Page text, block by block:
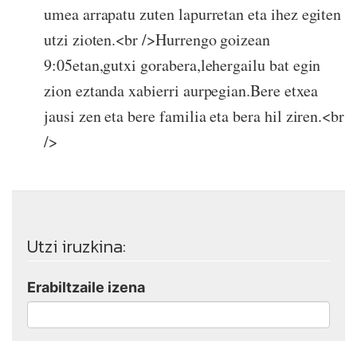
umea arrapatu zuten lapurretan eta ihez egiten
utzi zioten.<br />Hurrengo goizean
9:05etan,gutxi gorabera,lehergailu bat egin
zion eztanda xabierri aurpegian.Bere etxea
jausi zen eta bere familia eta bera hil ziren.<br
/>
Utzi iruzkina:
Erabiltzaile izena